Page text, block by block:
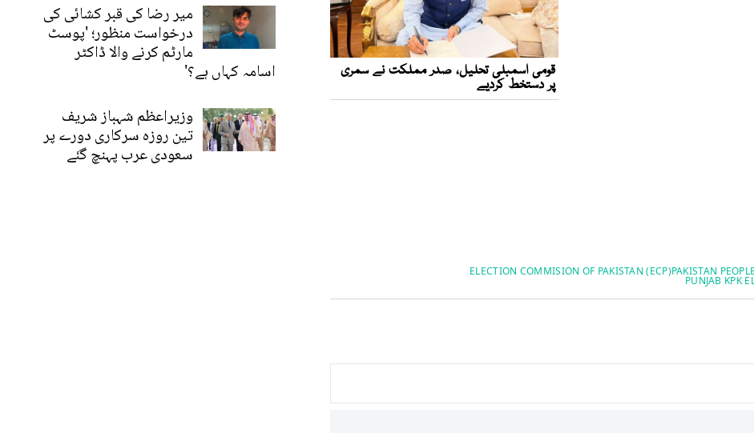
PAKISTAN
ELECTION COMMISION OF PAKISTAN (ECP)
PUNJAB KPK
میر رضا کی قبر کشائی کی
درخواست منظور؛ 'پوسٹ
مارٹم کرنے والا ڈاکٹر
اسامہ کہاں ہے؟'
وزیراعظم شہباز شریف
تین روزہ سرکاری دورے پر
سعودی عرب پہنچ گئے